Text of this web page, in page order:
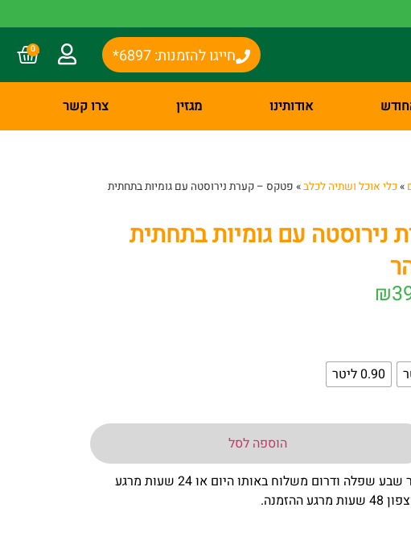
חייגו להזמנות: 6897* 0
אודותינו מגזין צרו קשר
»כלי אוכל ושתיה לכלב» פטקס – קערת נירוסטה עם גומיות בתחתית
עם גומיות בתחתית
₪
0.90 ליטר
הוספה לסל
– באר שבע שפלה ודרום משלוח באותו היום או 24 שעות מרגע